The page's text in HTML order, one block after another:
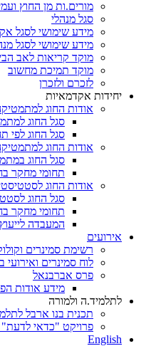
מורים.ות מן החוץ
סגל מנהלי
מידע שימושי לסגל
מידע שימושי לסגל
מוקד קריאות לאב
מוקד תמיכת מחשוב
לזכרם ולזכרן
יחידות אקדמאיות
אודות החוג
סגל החוג
סגל החוג לפי
אודות החוג
סגל החוג
תחומי מחקר
אודות החוג
סגל החוג
תחומי מחקר
המעבדה
אירועים
רשימת סמינרים
לוח סמינרים ואירועי
פרס אברבנאל
מידע אודות
לתלמיד.ה ולמורה
תכנית בנו ארבל
פרויקט "כדאי לדעת"
English